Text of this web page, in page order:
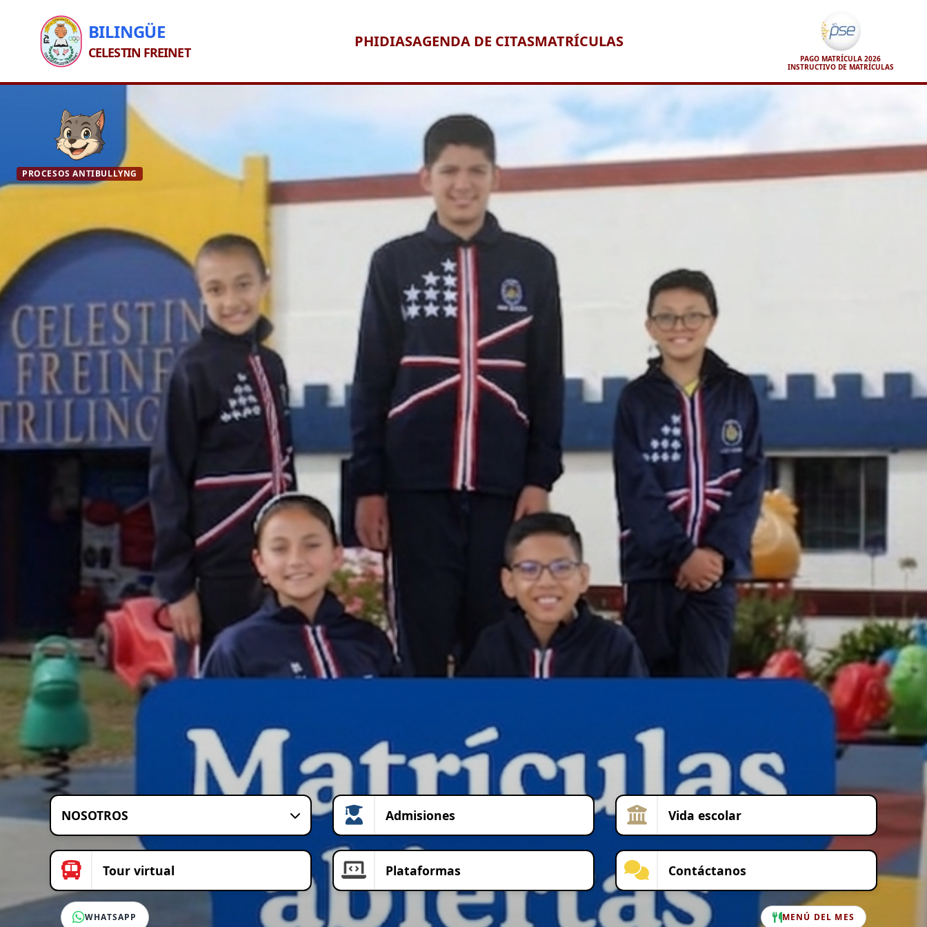
BILINGÜE
CELESTIN FREINET
PHIDIASAGENDA DE CITASMATRÍCULAS
PAGO MATRÍCULA 2026
INSTRUCTIVO DE MATRÍCULAS
PROCESOS ANTIBULLYNG
NOSOTROS Admisiones Vida escolar
Tour virtual Plataformas Contáctanos
WHATSAPP MENÚ DEL MES